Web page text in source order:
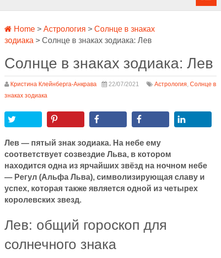
Home> Астрология > Солнце в знаках
зодиака > Солнце в знаках зодиака: Лев
Солнце в знаках зодиака: Лев
Кристина Клейнберга-Анкрава 22/07/2021 Астрология, Солнце в
знаках зодиака
Лев — пятый знак зодиака. На небе ему
соответствует созвездие Льва, в котором
находится одна из ярчайших звёзд на ночном небе
— Регул (Альфа Льва), символизирующая славу и
успех, которая также является одной из четырех
королевских звезд.
Лев: общий гороскоп для
солнечного знака